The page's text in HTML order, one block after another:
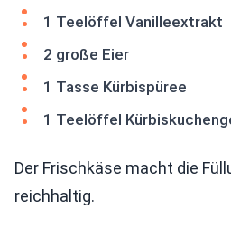
1 Teelöffel Vanilleextrakt
2 große Eier
1 Tasse Kürbispüree
1 Teelöffel
Der Frischkäse macht die
reichhaltig.